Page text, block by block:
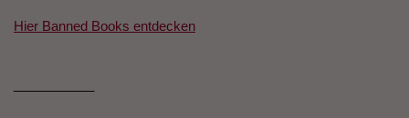
Hier Banned Books entdecken